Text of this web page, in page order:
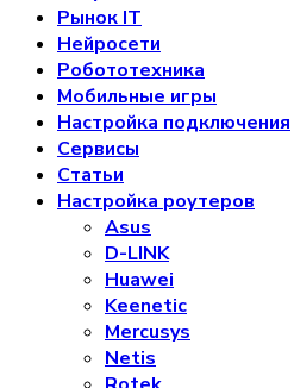
Рынок IT
Нейросети
Робототехника
Мобильные игры
Настройка подключения
Сервисы
Статьи
Настройка роутеров
Asus
D-LINK
Huawei
Keenetic
Mercusys
Netis